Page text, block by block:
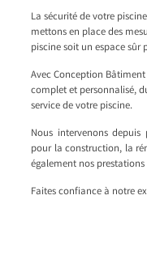
La sécurité de votre
mettons en place des
piscine soit un espace
Avec Conception
complet et personnalisé,
service de votre piscine.
Nous intervenons depuis
pour la construction, la
également nos
Faites confiance à notre